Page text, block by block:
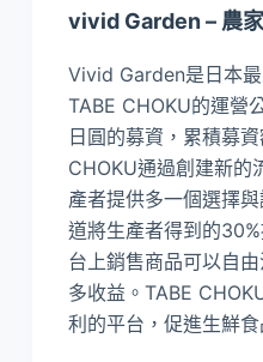
vivid Garden – 農
Vivid Garden是日本
TABE CHOKU的運營
日圓的募資，累積募
CHOKU通過創建新的
產者提供多一個選擇
道將生產者得到的
台上銷售商品可以自
多收益。TABE
利的平台，促進生鮮